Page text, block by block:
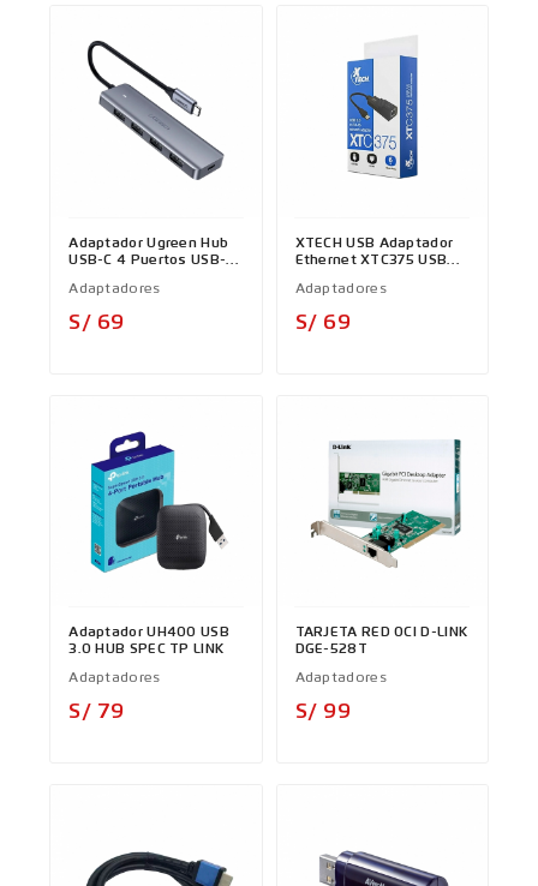
Adaptador Ugreen Hub
USB-C 4 Puertos USB-A
Adaptadores
S/ 69
XTECH USB Adaptador
Ethernet XTC375 USB
Adaptadores
S/ 69
Adaptador UH400 USB
3.0 HUB SPEC TP LINK
Adaptadores
S/ 79
TARJETA RED OCI D-LINK
DGE-528T
Adaptadores
S/ 99